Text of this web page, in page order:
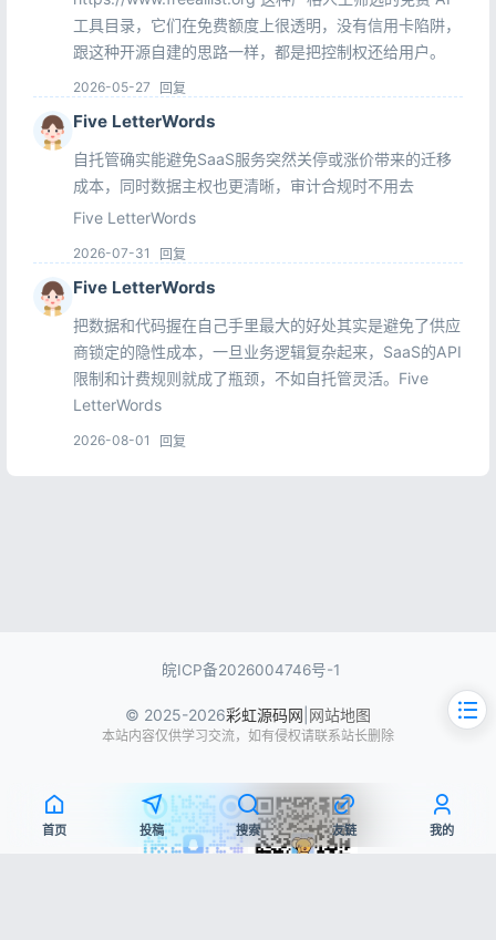
工具目录，它们在免费额度上很透明，没有信用卡陷阱，
跟这种开源自建的思路一样，都是把控制权还给用户。
2026-05-27 回复
Five LetterWords
自托管确实能避免SaaS服务突然关停或涨价带来的迁移
成本，同时数据主权也更清晰，审计合规时不用去
Five LetterWords
2026-07-31 回复
Five LetterWords
把数据和代码握在自己手里最大的好处其实是避免了供应
商锁定的隐性成本，一旦业务逻辑复杂起来，SaaS的API
限制和计费规则就成了瓶颈，不如自托管灵活。Five
LetterWords
2026-08-01 回复
皖ICP备2026004746号-1
© 2025-2026彩虹源码网 网站地图
本站内容仅供学习交流，如有侵权请联系站长删除
首页 投稿 搜索 友链 我的